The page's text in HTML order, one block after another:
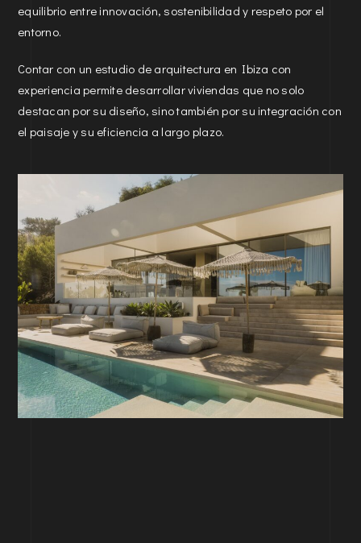
equilibrio entre innovación, sostenibilidad y respeto por el
entorno.
Contar con un estudio de arquitectura en Ibiza con
experiencia permite desarrollar viviendas que no solo
destacan por su diseño, sino también por su integración con
el paisaje y su eficiencia a largo plazo.